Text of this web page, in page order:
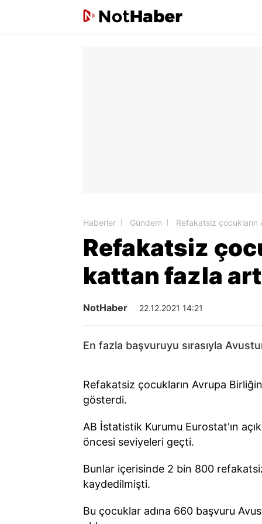
Haberler Gündem Refakatsiz çocukların
Refakatsiz
kattan fazla
NotHaber 22.12.2021 14:21
En fazla başvuruyu sırasıyla
Refakatsiz çocukların Avrupa
gösterdi.
AB İstatistik Kurumu Eurostat'ın
öncesi seviyeleri geçti.
Bunlar içerisinde 2 bin 800
kaydedilmişti.
Bu çocuklar adına 660 başvuru